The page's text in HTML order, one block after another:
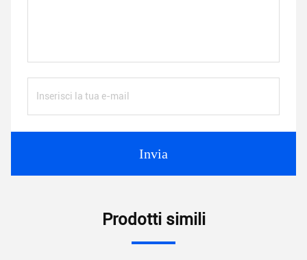
Invia
Prodotti simili